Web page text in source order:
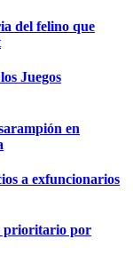
del felino que
Juegos
en
a exfuncionarios
prioritario por